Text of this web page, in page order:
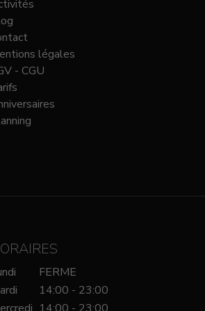
légales
- CGU
FERME
14:00 - 23:00